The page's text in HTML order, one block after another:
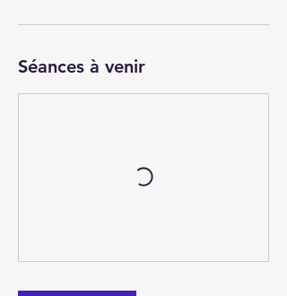
Séances à venir